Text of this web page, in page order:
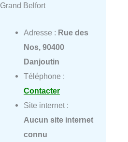
Grand Belfort
Adresse : Rue des
Nos, 90400
Danjoutin
Téléphone :
Contacter
Site internet :
Aucun site internet
connu